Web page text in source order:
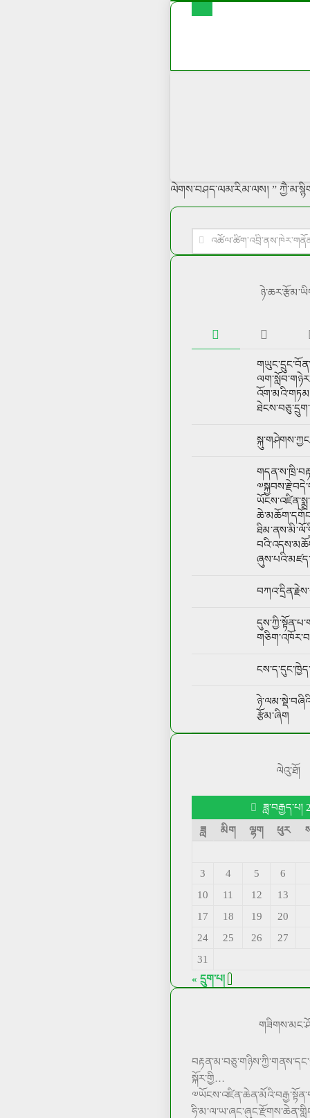
ལེགས་བཤད་ལམ་རིམ་ལས། ”
རྩོམ་ཞིག
ལེའུ་ཐོ།
ཟླ་བརྒྱད་པ།
ཟླ མིག ལྷག ཕུར
3 4 5
6
10
11 12 13
17
18 19 20
24
25 26 27
31
« དྲུག་པ།
སྐོར་གྱི…